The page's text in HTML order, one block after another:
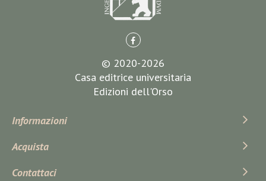
© 2020-2026
Casa editrice universitaria
Edizioni dell'Orso
Informazioni
Acquista
Contattaci